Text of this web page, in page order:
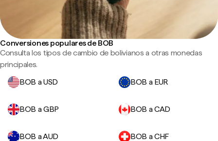
Conversiones populares de BOB
Consulta los tipos de cambio de bolivianos a otras monedas
principales.
BOB a USD
BOB a EUR
BOB a GBP BOB a CAD
BOB a AUD BOB a CHF